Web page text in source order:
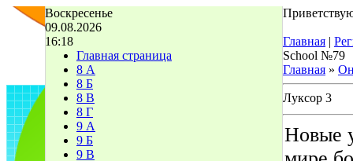
Воскресенье
09.08.2026
16:18
Главная страница
8 А
8 Б
8 В
8 Г
9 А
9 Б
9 В
Главная |
School №79
Главная »
Луксор 3
Новые